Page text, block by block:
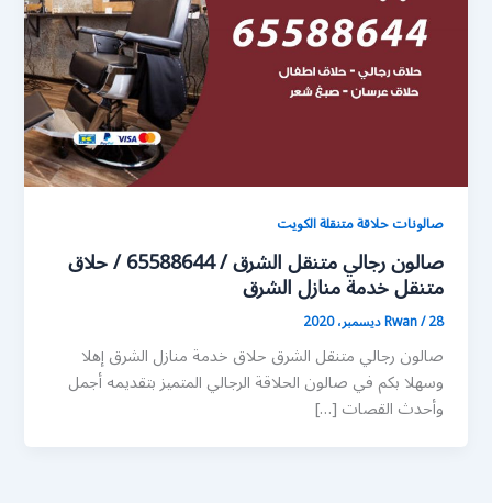
صالونات حلاقة متنقلة الكويت
صالون رجالي متنقل الشرق / 65588644 / حلاق
متنقل خدمة منازل الشرق
Rwan/28 ديسمبر، 2020
صالون رجالي متنقل الشرق حلاق خدمة منازل الشرق إهلا
وسهلا بكم في صالون الحلاقة الرجالي المتميز بتقديمه أجمل
وأحدث القصات […]